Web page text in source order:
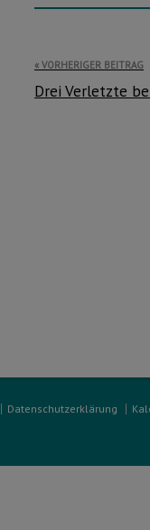
VORHERIGER BEITRAG
Drei Verletzte
Datenschutzerklärung